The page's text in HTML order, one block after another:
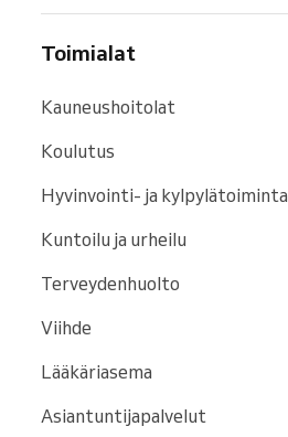
Toimialat
Kauneushoitolat
Koulutus
Hyvinvointi- ja kylpylätoiminta
Kuntoilu ja urheilu
Terveydenhuolto
Viihde
Lääkäriasema
Asiantuntijapalvelut